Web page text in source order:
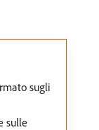
sugli
sulle